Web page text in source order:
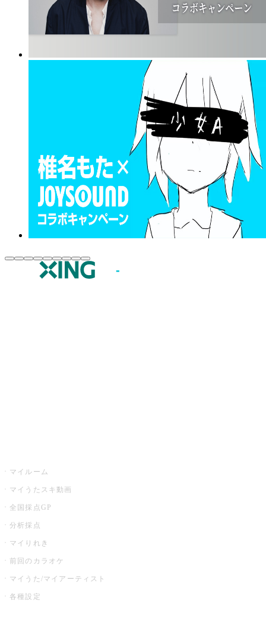
マイルーム
マイうたスキ動画
全国採点GP
分析採点
マイりれき
前回のカラオケ
マイうた/マイアーティスト
各種設定